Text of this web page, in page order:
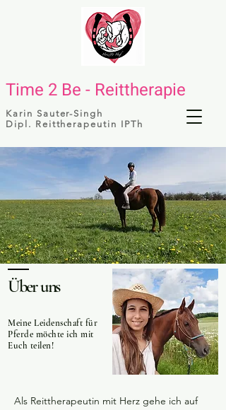
Time 2 Be - Reittherapie
Karin Sauter-Singh
Dipl. Reittherapeutin IPTh
Über uns
Meine Leidenschaft für
Pferde möchte ich mit
Euch teilen!
Als Reittherapeutin mit Herz gehe ich auf